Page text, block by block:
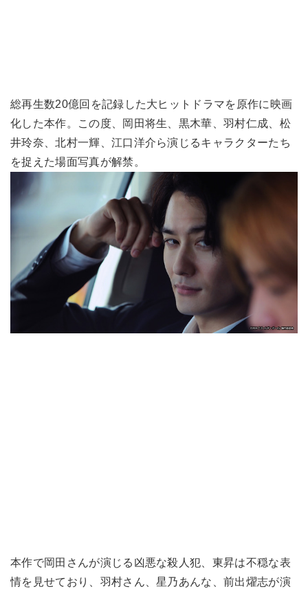
総再生数20億回を記録した大ヒットドラマを原作に映画
化した本作。この度、岡田将生、黒木華、羽村仁成、松
井玲奈、北村一輝、江口洋介ら演じるキャラクターたち
を捉えた場面写真が解禁。
本作で岡田さんが演じる凶悪な殺人犯、東昇は不穏な表
情を見せており、羽村さん、星乃あんな、前出燿志が演